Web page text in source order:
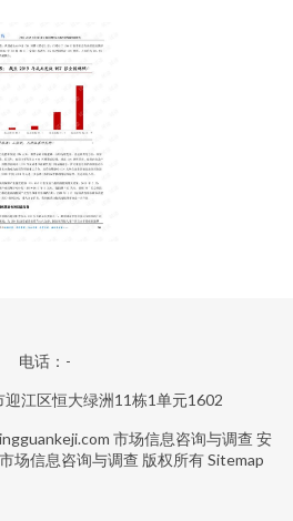
电话：-
江区恒大绿洲11栋1单元1602
市场信息咨询与调查 安
市场信息咨询与调查 版权所有Sitemap